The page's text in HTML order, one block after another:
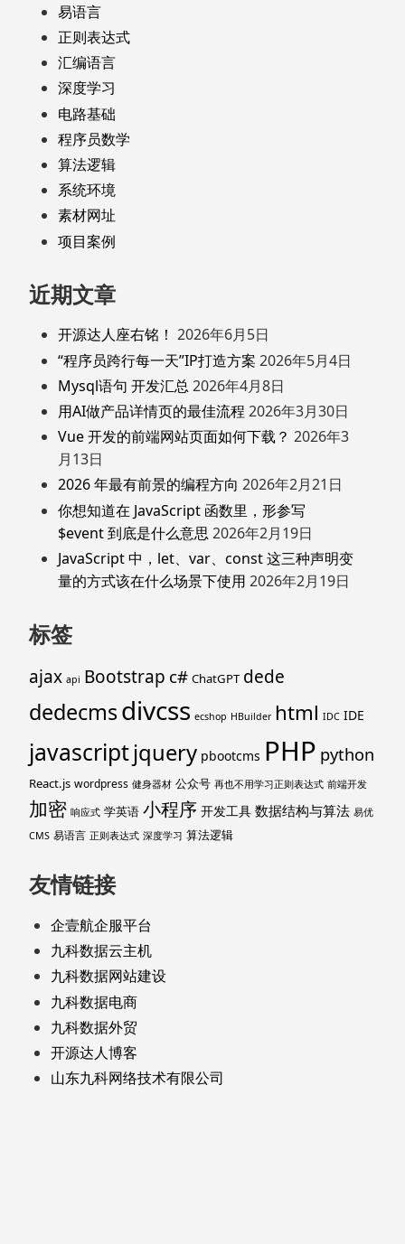
易语言
正则表达式
汇编语言
深度学习
电路基础
程序员数学
算法逻辑
系统环境
素材网址
项目案例
近期文章
开源达人座右铭！ 2026年6月5日
“程序员跨行每一天”IP打造方案 2026年5月4日
Mysql语句 开发汇总 2026年4月8日
用AI做产品详情页的最佳流程 2026年3月30日
Vue 开发的前端网站页面如何下载？ 2026年3
月13日
2026 年最有前景的编程方向 2026年2月21日
你想知道在 JavaScript 函数里，形参写
$event 到底是什么意思 2026年2月19日
JavaScript 中，let、var、const 这三种声明变
量的方式该在什么场景下使用 2026年2月19日
标签
ajax api Bootstrap c# ChatGPT dede
dedecmsdivcss ecshop HBuilder html IDC IDE
javascriptjquery pbootcms PHP python
React.js wordpress 健身器材 公众号 再也不用学习正则表达式 前端开发
加密 响应式 学英语 小程序 开发工具 数据结构与算法 易优
CMS 易语言 正则表达式 深度学习 算法逻辑
友情链接
企壹航企服平台
九科数据云主机
九科数据网站建设
九科数据电商
九科数据外贸
开源达人博客
山东九科网络技术有限公司